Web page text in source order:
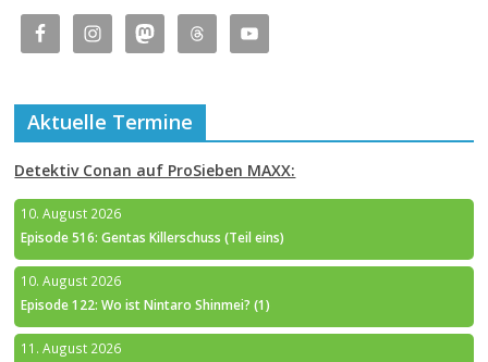
Aktuelle Termine
Detektiv Conan auf ProSieben MAXX:
10. August 2026
Episode 516: Gentas Killerschuss (Teil eins)
10. August 2026
Episode 122: Wo ist Nintaro Shinmei? (1)
11. August 2026